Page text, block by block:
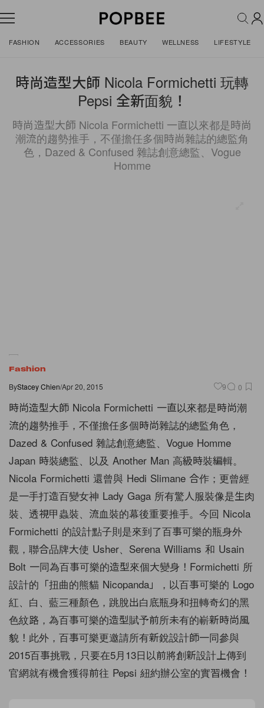
FASHION ACCESSORIES BEAUTY WELLNESS LIFESTYLE
時尚造型大師 Nicola Formichetti 玩轉
Pepsi 全新面貌！
時尚造型大師 Nicola Formichetti 一直以來都是時尚
潮流的趨勢推手，不僅擔任多個時尚雜誌的總監角
色，Dazed & Confused 雜誌創意總監、Vogue
Homme
Fashion
ByStacey Chien/Apr 20, 2015 9 0
時尚造型大師 Nicola Formichetti 一直以來都是時尚潮
流的趨勢推手，不僅擔任多個時尚雜誌的總監角色，
Dazed & Confused 雜誌創意總監、Vogue Homme
Japan 時裝總監、以及 Another Man 高級時裝編輯。
Nicola Formichetti 還曾與 Hedi Slimane 合作；更曾經
是一手打造百變女神 Lady Gaga 所有驚人服裝像是生肉
裝、透視甲蟲裝、流血裝的幕後重要推手。今回 Nicola
Formichetti 的設計點子則是來到了百事可樂的瓶身外
觀，聯合品牌大使 Usher、Serena Williams 和 Usain
Bolt 一同為百事可樂的造型來個大變身！Formichetti 所
設計的「扭曲的熊貓 Nicopanda」，以百事可樂的 Logo
紅、白、藍三種顏色，跳脫出白底瓶身和扭轉奇幻的黑
色紋路，為百事可樂的造型賦予前所未有的嶄新時尚風
貌！此外，百事可樂更邀請所有新銳設計師一同參與
2015百事挑戰，只要在5月13日以前將創新設計上傳到
官網就有機會獲得前往 Pepsi 紐約辦公室的實習機會！